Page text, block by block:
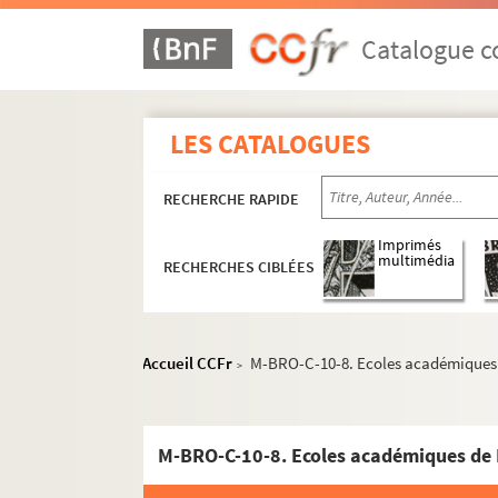
Catalogue
LES CATALOGUES
RECHERCHE RAPIDE
RECHERCHES CIBLÉES
Imprimés
multimédia
Accueil CCFr > M-BRO-C-10-8. Ecoles
M-BRO-C-10-8. Ecoles académiques
M-BRO. Brochures du fonds Mahieu
M-BRO-A. Sociétés diverses